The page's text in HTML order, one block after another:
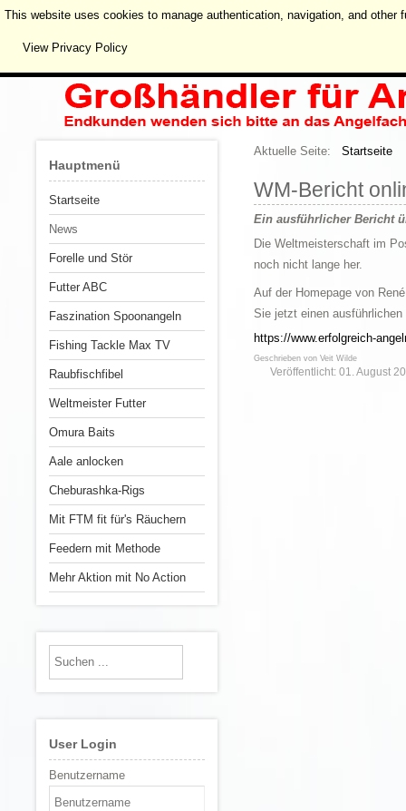
Hauptmenü
Startseite
News
Forelle und Stör
Futter ABC
Faszination Spoonangeln
Fishing Tackle Max TV
Raubfischfibel
Weltmeister Futter
Omura Baits
Aale anlocken
Cheburashka-Rigs
Mit FTM fit für's Räuchern
Feedern mit Methode
Mehr Aktion mit No Action
User Login
Benutzername
Aktuelle Seite: Startseite
WM-Bericht
Ein ausführlicher Bericht
Die Weltmeisterschaft im
noch nicht lange her.
Auf der Homepage von
Sie jetzt einen
https://www.erfolgreich-
Geschrieben von Veit Wilde
Veröffentlicht: 01. August
This website uses cookies to manage authentication, navigation, and
View Privacy Policy